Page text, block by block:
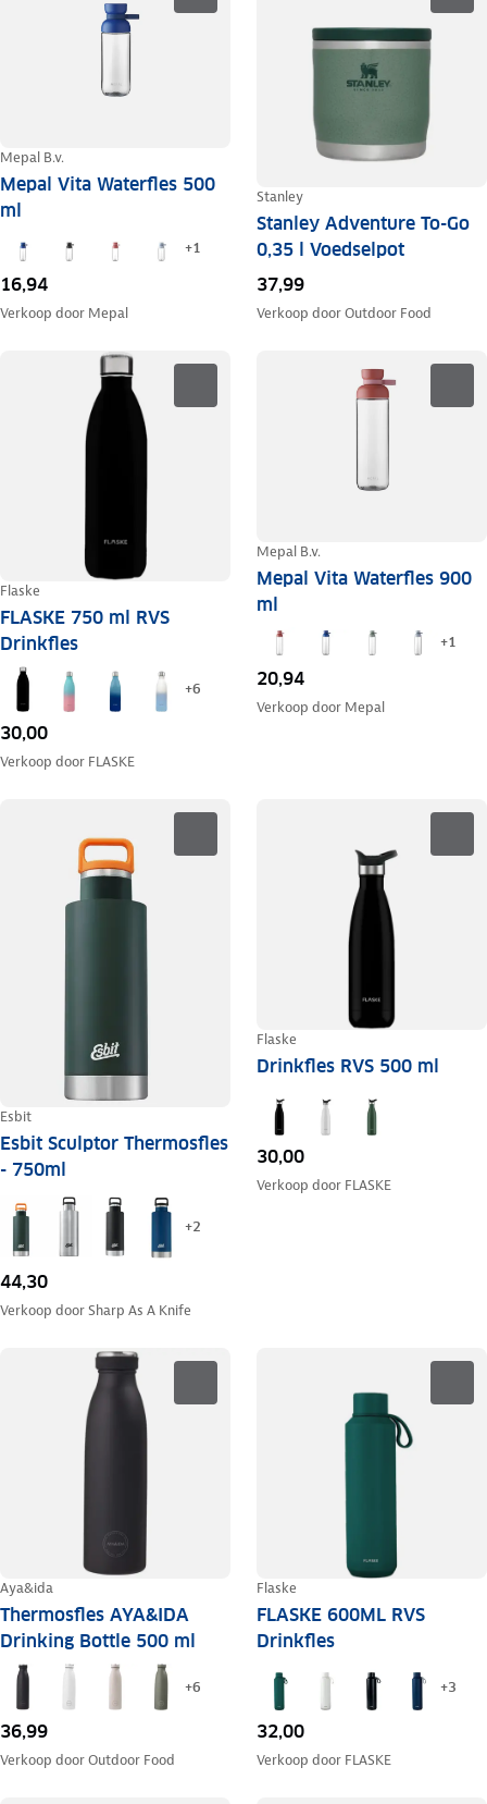
Mepal B.v.
Mepal Vita Waterfles 500
ml
+1
16,94
Verkoop door Mepal
Stanley
Stanley Adventure To-Go
0,35 l Voedselpot
37,99
Verkoop doorOutdoor Food
Flaske
FLASKE 750 ml RVS
Drinkfles
+6
30,00
Verkoop door FLASKE
Mepal B.v.
Mepal Vita Waterfles 900
ml
+1
20,94
Verkoop door Mepal
Esbit
Esbit Sculptor Thermosfles
- 750ml
+2
44,30
Verkoop doorSharp As A Knife
Flaske
Drinkfles RVS 500 ml
30,00
Verkoop door FLASKE
Aya&ida
Thermosfles AYA&IDA
Drinking Bottle 500 ml
+6
36,99
Verkoop doorOutdoor Food
Flaske
FLASKE 600ML RVS
Drinkfles
+3
32,00
Verkoop door FLASKE